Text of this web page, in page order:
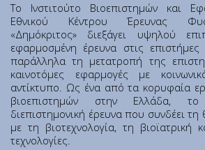
Ινστιτούτο Κβαντικής Υπολογιστικής
Τεχνολογίας (ΙΚΥΚΤ)
Εθνικές Ερευνητικές Υποδομές
Αρχική
Σχετικά
Το Ινστιτούτο Βιοεπιστημών και
Εθνικού Κέντρου Έρευνας
«Δημόκριτος» διεξάγει υψηλού
εφαρμοσμένη έρευνα στις
παράλληλα τη μετατροπή της
καινοτόμες εφαρμογές με
αντίκτυπο. Ως ένα από τα κορυφαία
βιοεπιστημών στην Ελλάδα, το
διεπιστημονική έρευνα που συνδέει
με τη βιοτεχνολογία, τη βιοϊατρική
τεχνολογίες.